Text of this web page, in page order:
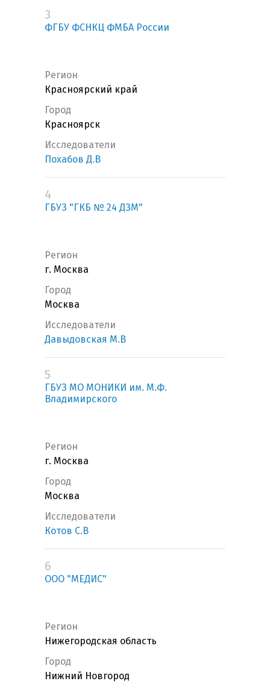
3
ФГБУ ФСНКЦ ФМБА России
Регион
Красноярский край
Город
Красноярск
Исследователи
Похабов Д.В
4
ГБУЗ "ГКБ № 24 ДЗМ"
Регион
г. Москва
Город
Москва
Исследователи
Давыдовская М.В
5
ГБУЗ МО МОНИКИ им. М.Ф.
Владимирского
Регион
г. Москва
Город
Москва
Исследователи
Котов С.В
6
ООО "МЕДИС"
Регион
Нижегородская область
Город
Нижний Новгород